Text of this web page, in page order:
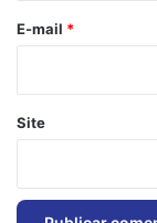
*
E-mail *
Site